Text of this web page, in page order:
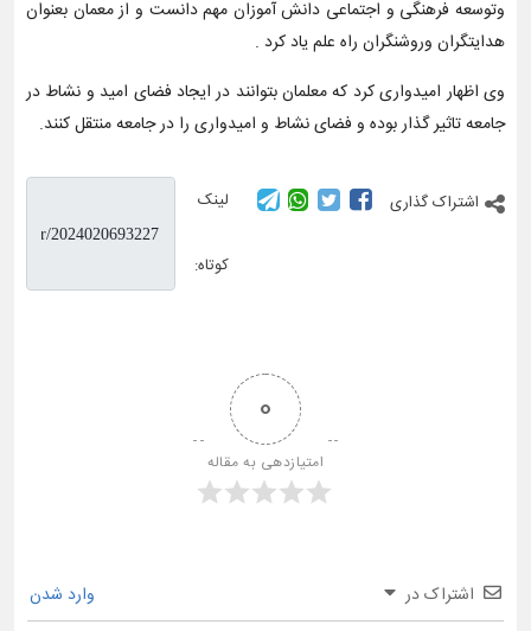
و‌توسعه فرهنگی و اجتماعی دانش آموزان مهم دانست و از معمان بعنوان
هدایتگران و‌روشنگران راه علم یاد کرد .
وی اظهار امیدواری کرد که معلمان بتوانند در ایجاد فضای امید و نشاط در
جامعه تاثیر گذار بوده و فضای نشاط و امیدواری را در جامعه منتقل کنند.
اشتراک گذاری لینک
کوتاه:
0
امتیازدهی به مقاله
اشتراک در وارد شدن